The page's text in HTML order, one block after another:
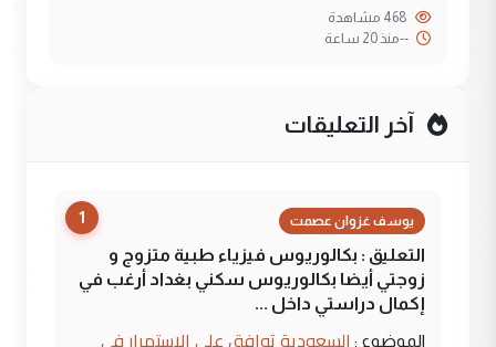
--منذ 20 ساعة
آخر التعليقات
1 يوسف غزوان عصمت
التعليق : بكالوريوس فيزياء طبية متزوج و
زوجتي أيضا بكالوريوس سكني بغداد أرغب في
إكمال دراستي داخل ...
الموضوع : السعودية توافق على الاستمرار في